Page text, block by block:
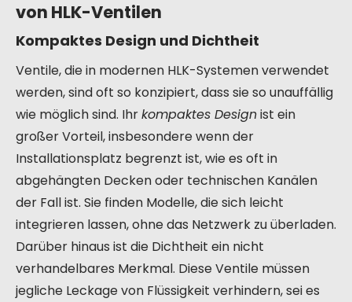
von HLK-Ventilen
Kompaktes Design und Dichtheit
Ventile, die in modernen HLK-Systemen verwendet
werden, sind oft so konzipiert, dass sie so unauffällig
wie möglich sind. Ihrkompaktes Designist ein
großer Vorteil, insbesondere wenn der
Installationsplatz begrenzt ist, wie es oft in
abgehängten Decken oder technischen Kanälen
der Fall ist. Sie finden Modelle, die sich leicht
integrieren lassen, ohne das Netzwerk zu überladen.
Darüber hinaus ist die Dichtheit ein nicht
verhandelbares Merkmal. Diese Ventile müssen
jegliche Leckage von Flüssigkeit verhindern, sei es